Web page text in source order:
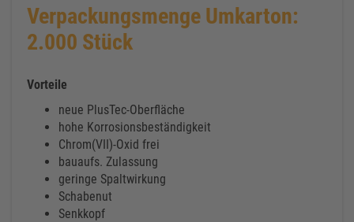
Verpackungsmenge Umkarton:
2.000 Stück
Vorteile
neue PlusTec-Oberfläche
hohe Korrosionsbeständigkeit
Chrom(VII)-Oxid frei
bauaufs. Zulassung
geringe Spaltwirkung
Schabenut
Senkkopf